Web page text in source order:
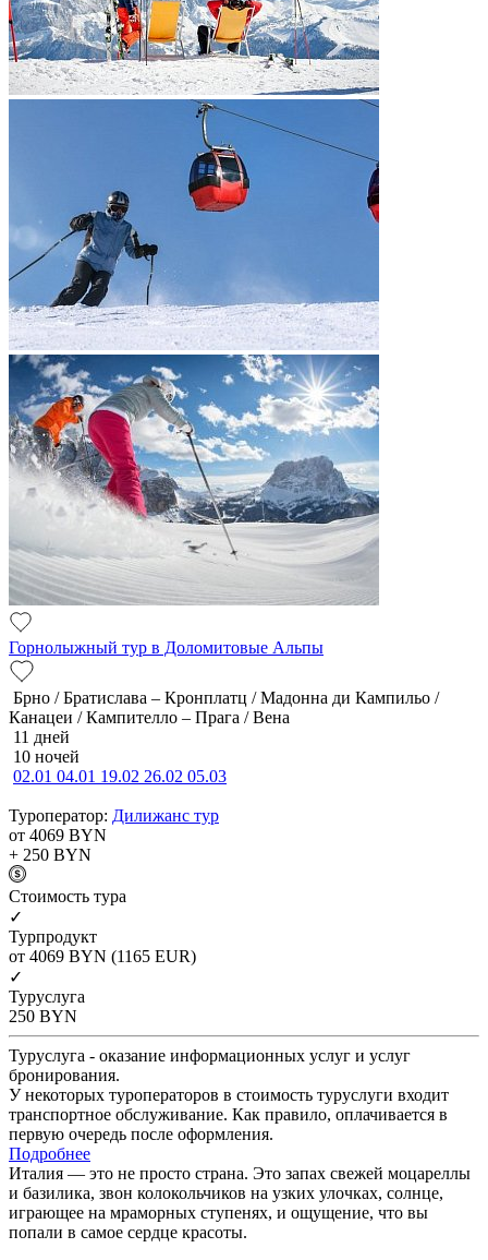
Горнолыжный тур в Доломитовые Альпы
Брно / Братислава – Кронплатц / Мадонна ди Кампильо /
Канацеи / Кампителло – Прага / Вена
11 дней
10 ночей
02.01 04.01 19.02 26.02 05.03
Туроператор: Дилижанс тур
от 4069 BYN
+ 250 BYN
Cтоимость тура
✓
Турпродукт
от 4069 BYN (1165 EUR)
✓
Туруслуга
250 BYN
Туруслуга - оказание информационных услуг и услуг
бронирования.
У некоторых туроператоров в стоимость туруслуги входит
транспортное обслуживание. Как правило, оплачивается в
первую очередь после оформления.
Подробнее
Италия — это не просто страна. Это запах свежей моцареллы
и базилика, звон колокольчиков на узких улочках, солнце,
играющее на мраморных ступенях, и ощущение, что вы
попали в самое сердце красоты.